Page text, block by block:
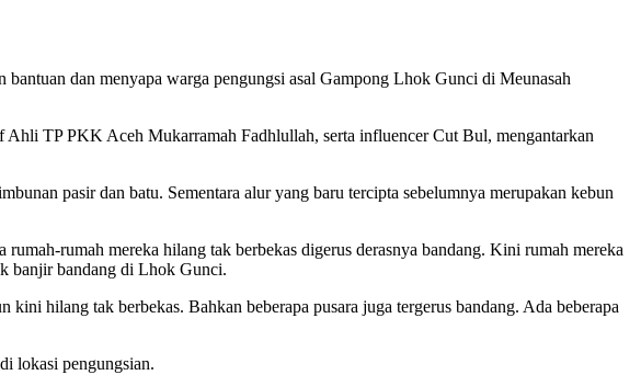
dan menyapa warga pengungsi asal Gampong Lhok Gunci di Meunasah
TP PKK Aceh Mukarramah Fadhlullah, serta influencer Cut Bul, mengantarkan
pasir dan batu. Sementara alur yang baru tercipta sebelumnya merupakan kebun
rumah mereka hilang tak berbekas digerus derasnya bandang. Kini rumah mereka
banjir bandang di Lhok Gunci.
hilang tak berbekas. Bahkan beberapa pusara juga tergerus bandang. Ada beberapa
lokasi pengungsian.